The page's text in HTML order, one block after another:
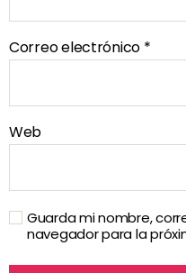
Correo electrónico *
Web
Guarda mi nombre,
navegador para la